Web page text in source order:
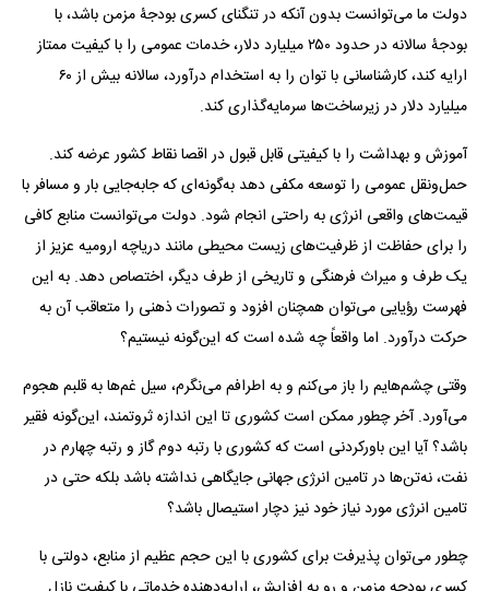
دولت ما می‌توانست بدون آنکه در تنگنای کسری بودجۀ مزمن باشد، با
بودجۀ سالانه در حدود ۲۵۰ میلیارد دلار، خدمات عمومی را با کیفیت ممتاز
ارایه کند، کارشناسانی با توان را به استخدام درآورد، سالانه بیش از ۶۰
میلیارد دلار در زیرساخت‌ها سرمایه‌گذاری کند.
آموزش و بهداشت را با کیفیتی قابل قبول در اقصا نقاط کشور عرضه کند.
حمل‌و‌نقل عمومی را توسعه مکفی دهد به‌گونه‌ای که جابه‌جایی بار و مسافر با
قیمت‌های واقعی انرژی به راحتی انجام شود. دولت می‌توانست منابع کافی
را برای حفاظت از ظرفیت‌های زیست محیطی مانند دریاچه ارومیه عزیز از
یک طرف و میراث فرهنگی و تاریخی از طرف دیگر، اختصاص دهد. به این
فهرست رؤیایی می‌توان همچنان افزود و تصورات ذهنی را متعاقب آن به
حرکت درآورد. اما واقعاً چه شده است که این‌گونه نیستیم؟
وقتی چشم‌هایم را باز می‌کنم و به اطرافم می‌نگرم، سیل غم‌ها به قلبم هجوم
می‌آورد. آخر چطور ممکن است کشوری تا این اندازه ثروتمند، این‌گونه فقیر
باشد؟ آیا این باورکردنی است که کشوری با رتبه دوم گاز و رتبه چهارم در
نفت، نه‌تن‌ها در تامین انرژی جهانی جایگاهی نداشته باشد بلکه حتی در
تامین انرژی مورد نیاز خود نیز دچار استیصال باشد؟
چطور می‌توان پذیرفت برای کشوری با این حجم عظیم از منابع، دولتی با